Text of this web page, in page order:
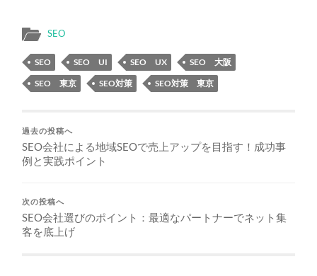
SEO
SEO SEO UI SEO UX
SEO 大阪
SEO 東京
SEO対策 SEO対策 東京
過去の投稿へ
SEO会社による地域SEOで売上アップを目指す！成功事
例と実践ポイント
次の投稿へ
SEO会社選びのポイント：最適なパートナーでネット集
客を底上げ